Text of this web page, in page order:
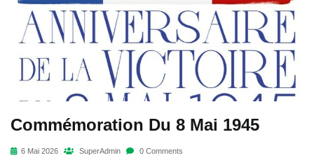
Commémoration Du 8 Mai 1945
6 Mai 2026 SuperAdmin 0 Comments